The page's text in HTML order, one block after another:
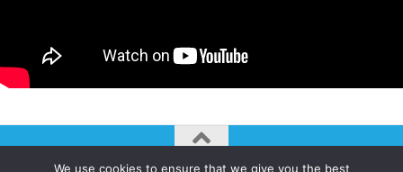
We use cookies to ensure that we give you the best